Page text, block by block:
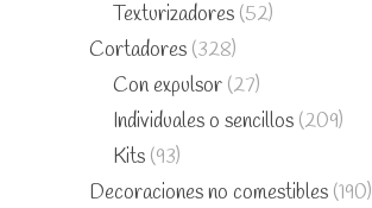
Texturizadores (52)
Cortadores (328)
Con expulsor (27)
Individuales o sencillos (209)
Kits (93)
Decoraciones no comestibles (190)